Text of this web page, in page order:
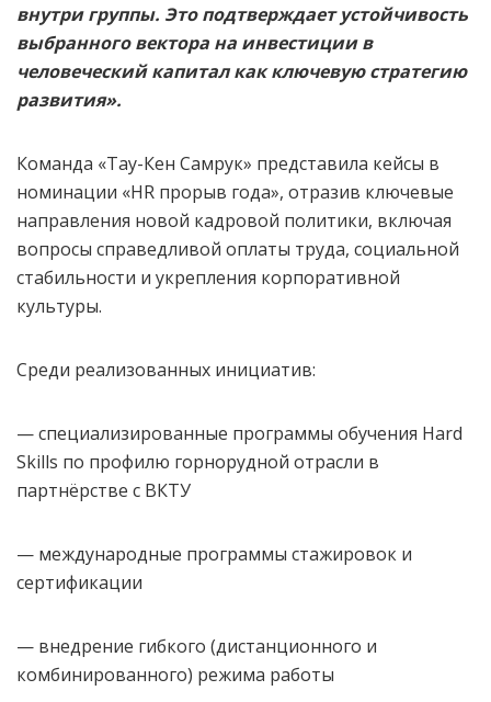
внутри группы. Это подтверждает устойчивость
выбранного вектора на инвестиции в
человеческий капитал как ключевую стратегию
развития».
Команда «Тау-Кен Самрук» представила кейсы в
номинации «HR прорыв года», отразив ключевые
направления новой кадровой политики, включая
вопросы справедливой оплаты труда, социальной
стабильности и укрепления корпоративной
культуры.
Среди реализованных инициатив:
— специализированные программы обучения Hard
Skills по профилю горнорудной отрасли в
партнёрстве с ВКТУ
— международные программы стажировок и
сертификации
— внедрение гибкого (дистанционного и
комбинированного) режима работы